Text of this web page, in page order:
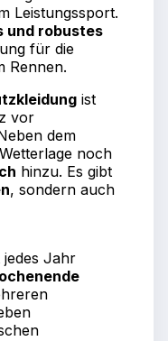
Leistungssport.
und robustes
für die
Rennen.
ist
vor
dem
noch
hinzu. Es gibt
, sondern auch
jedes Jahr